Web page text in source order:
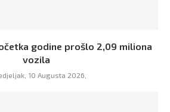
godine prošlo 2,09 miliona
vozila
10 Augusta 2026,